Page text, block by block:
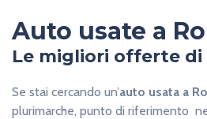
Auto usate a
Le migliori offerte di
Se stai cercando un’auto usata a
plurimarche, punto di riferimento